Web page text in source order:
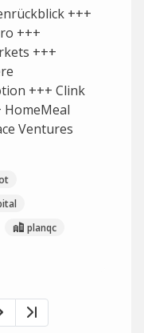
+++
+++
+++
+++ Clink
HomeMeal
Ventures
planqc